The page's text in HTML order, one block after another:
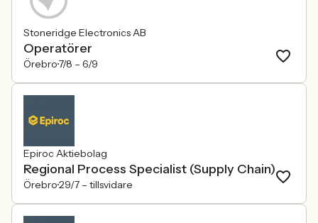
Stoneridge Electronics AB
Operatörer
Örebro7/8 – 6/9
Epiroc Aktiebolag
Regional Process Specialist (Supply Chain)
Örebro29/7 – tillsvidare